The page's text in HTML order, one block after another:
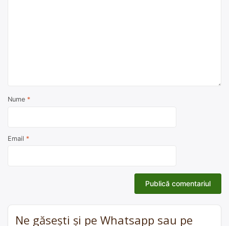
Nume *
Email *
Ne găsești și pe Whatsapp sau pe